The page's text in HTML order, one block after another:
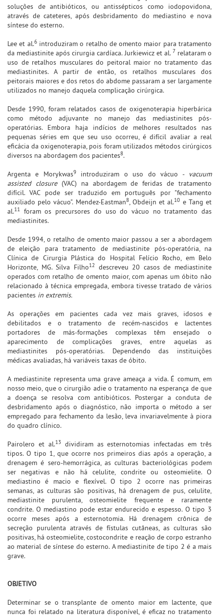
soluções de antibióticos, ou antissépticos como iodopovidona,
através de cateteres, após desbridamento do mediastino e nova
síntese do esterno.
Lee et al.6introduziram o retalho de omento maior para tratamento
da mediastinite após cirurgia cardíaca. Jurkiewicz et al. 7 relataram o
uso de retalhos musculares do peitoral maior no tratamento das
mediastinites. A partir de então, os retalhos musculares dos
peitorais maiores e dos retos do abdome passaram a ser largamente
utilizados no manejo daquela complicação cirúrgica.
Desde 1990, foram relatados casos de oxigenoterapia hiperbárica
como método adjuvante no manejo das mediastinites pós-
operatórias. Embora haja indícios de melhores resultados nas
pequenas séries em que seu uso ocorreu, é difícil avaliar a real
eficácia da oxigenoterapia, pois foram utilizados métodos cirúrgicos
diversos na abordagem dos pacientes8.
Argenta e Morykwas9introduziram o uso do vácuo - vacuum
assisted closure(VAC) na abordagem de feridas de tratamento
difícil. VAC pode ser traduzido em português por "fechamento
auxiliado pelo vácuo". Mendez-Eastman8, Obdeijn et al.10 e Tang et
al.11
foram os precursores do uso do vácuo no tratamento das
mediastinites.
Desde 1994, o retalho de omento maior passou a ser a abordagem
de eleição para tratamento de mediastinite pós-operatória, na
Clínica de Cirurgia Plástica do Hospital Felício Rocho, em Belo
Horizonte, MG. Silva Filho12
descreveu 20 casos de mediastinite
operados com retalho de omento maior, com apenas um óbito não
relacionado à técnica empregada, embora tivesse tratado de vários
pacientes in extremis.
As operações em pacientes cada vez mais graves, idosos e
debilitados e o tratamento de recém-nascidos e lactentes
portadores de más-formações complexas têm ensejado o
aparecimento de complicações graves, entre aquelas as
mediastinites pós-operatórias. Dependendo das instituições
médicas avaliadas, há variáveis taxas de óbito.
A mediastinite representa uma grave ameaça a vida. É comum, em
nosso meio, que o cirurgião adie o tratamento na esperança de que
a doença se resolva com antibióticos. Postergar a conduta de
desbridamento após o diagnóstico, não importa o método a ser
empregado para fechamento da lesão, leva invariavelmente à piora
do quadro clínico.
Pairolero et al.13dividiram as esternotomias infectadas em três
tipos. O tipo 1, que ocorre nos primeiros dias após a operação, a
drenagem é sero-hemorrágica, as culturas bacteriológicas podem
ser negativas e não há celulite, condrite ou osteomielite. O
mediastino é macio e flexível. O tipo 2 ocorre nas primeiras
semanas, as culturas são positivas, há drenagem de pus, celulite,
mediastinite purulenta, osteomielite frequente e raramente
condrite. O mediastino pode estar endurecido e espesso. O tipo 3
ocorre meses após a esternotomia. Há drenagem crônica de
secreção purulenta através de fístulas cutâneas, as culturas são
positivas, há osteomielite, costocondrite e reação de corpo estranho
ao material de síntese do esterno. A mediastinite de tipo 2 é a mais
grave.
OBJETIVO
Determinar se o transplante de omento maior em lactente, que
nunca foi relatado na literatura disponível, é eficaz no tratamento